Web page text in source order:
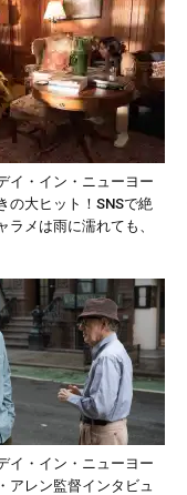
イ・イン・ニューヨー
の大ヒット！SNSで絶
ラメは雨に濡れても、
イ・イン・ニューヨー
アレン監督インタビュ